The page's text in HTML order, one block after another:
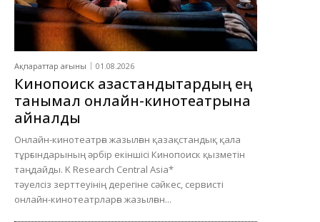
Ақпараттар ағыны 01.08.2026
Кинопоиск қазақстандықтардың ең
танымал онлайн-кинотеатрына
айналды
Онлайн-кинотеатрға жазылған қазақстандық қала
тұрғындарының әрбір екіншісі Кинопоиск қызметін
таңдайды. K Research Central Asia*
тәуелсіз зерттеуінің дерегіне сәйкес, сервисті
онлайн-кинотеатрларға жазылған...